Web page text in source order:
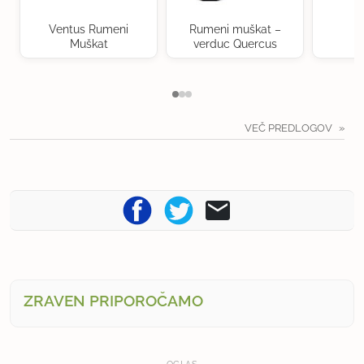
Ventus Rumeni
Muškat
Rumeni muškat –
verduc Quercus
VEČ PREDLOGOV
ZRAVEN PRIPOROČAMO